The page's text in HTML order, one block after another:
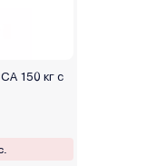
150 кг с